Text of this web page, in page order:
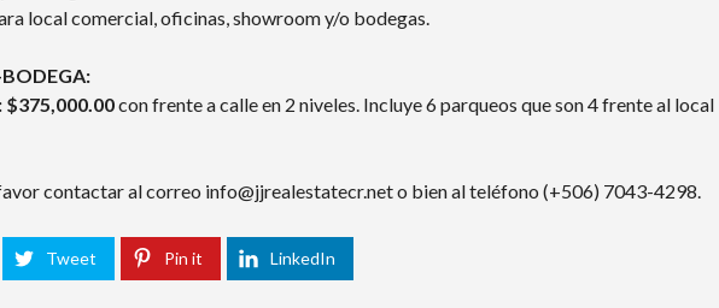
local comercial, oficinas, showroom y/o bodegas.
BODEGA:
$375,000.00con frente a calle en 2 niveles. Incluye 6 parqueos que son 4 frente al local
contactar al correo info@jjrealestatecr.net o bien al teléfono (+506) 7043-4298.
Tweet Pin it LinkedIn